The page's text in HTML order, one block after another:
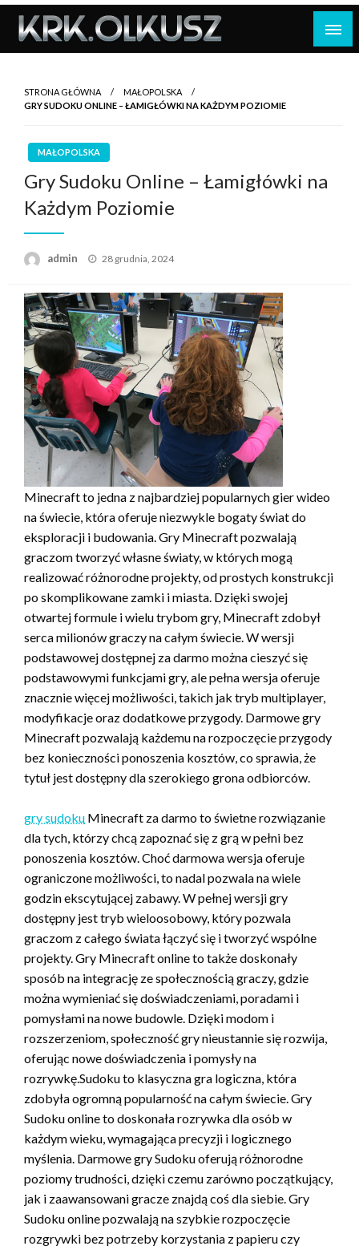
Skip
content
STRONA GŁÓWNA
MAŁOPOLSKA
GRY SUDOKU ONLINE – ŁAMIGŁÓWKI NA KAŻDYM POZIOMIE
MAŁOPOLSKA
Gry Sudoku Online – Łamigłówki na
Każdym Poziomie
admin
Opublikowane
28 grudnia, 2024
Minecraft to jedna z najbardziej popularnych gier wideo
na świecie, która oferuje niezwykle bogaty świat do
eksploracji i budowania. Gry Minecraft pozwalają
graczom tworzyć własne światy, w których mogą
realizować różnorodne projekty, od prostych konstrukcji
po skomplikowane zamki i miasta. Dzięki swojej
otwartej formule i wielu trybom gry, Minecraft zdobył
serca milionów graczy na całym świecie. W wersji
podstawowej dostępnej za darmo można cieszyć się
podstawowymi funkcjami gry, ale pełna wersja oferuje
znacznie więcej możliwości, takich jak tryb multiplayer,
modyfikacje oraz dodatkowe przygody. Darmowe gry
Minecraft pozwalają każdemu na rozpoczęcie przygody
bez konieczności ponoszenia kosztów, co sprawia, że
tytuł jest dostępny dla szerokiego grona odbiorców.
gry sudoku Minecraft za darmo to świetne rozwiązanie
dla tych, którzy chcą zapoznać się z grą w pełni bez
ponoszenia kosztów. Choć darmowa wersja oferuje
ograniczone możliwości, to nadal pozwala na wiele
godzin ekscytującej zabawy. W pełnej wersji gry
dostępny jest tryb wieloosobowy, który pozwala
graczom z całego świata łączyć się i tworzyć wspólne
projekty. Gry Minecraft online to także doskonały
sposób na integrację ze społecznością graczy, gdzie
można wymieniać się doświadczeniami, poradami i
pomysłami na nowe budowle. Dzięki modom i
rozszerzeniom, społeczność gry nieustannie się rozwija,
oferując nowe doświadczenia i pomysły na
rozrywkę.Sudoku to klasyczna gra logiczna, która
zdobyła ogromną popularność na całym świecie. Gry
Sudoku online to doskonała rozrywka dla osób w
każdym wieku, wymagająca precyzji i logicznego
myślenia. Darmowe gry Sudoku oferują różnorodne
poziomy trudności, dzięki czemu zarówno początkujący,
jak i zaawansowani gracze znajdą coś dla siebie. Gry
Sudoku online pozwalają na szybkie rozpoczęcie
rozgrywki bez potrzeby korzystania z papieru czy